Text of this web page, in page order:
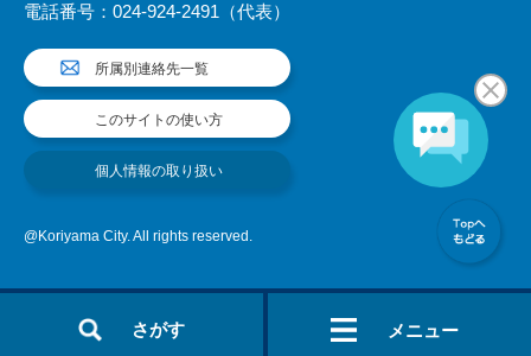
さがす メニュー
電話番号：024-924-2491（代表）
所属別連絡先一覧
このサイトの使い方
個人情報の取り扱い
@Koriyama City. All rights reserved.